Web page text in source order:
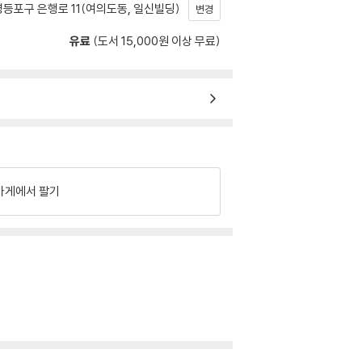
포구 은행로 11(여의도동, 일신빌딩) 변경
유료 (도서 15,000원 이상 무료)
게에서 팔기